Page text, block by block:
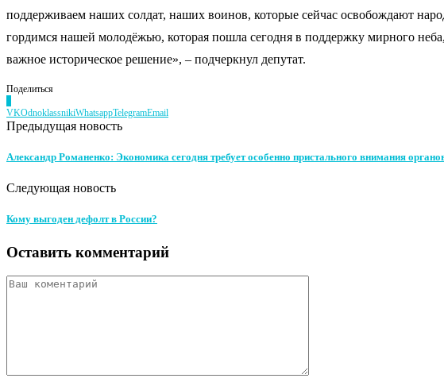
поддерживаем наших солдат, наших воинов, которые сейчас освобождают
гордимся нашей молодёжью, которая пошла сегодня в поддержку мирного
важное историческое решение», – подчеркнул депутат.
Поделиться
VKOdnoklassnikiWhatsappTelegramEmail
Предыдущая новость
Александр Романенко: Экономика сегодня требует особенно пристального внимания
Следующая новость
Кому выгоден дефолт в России?
Оставить комментарий